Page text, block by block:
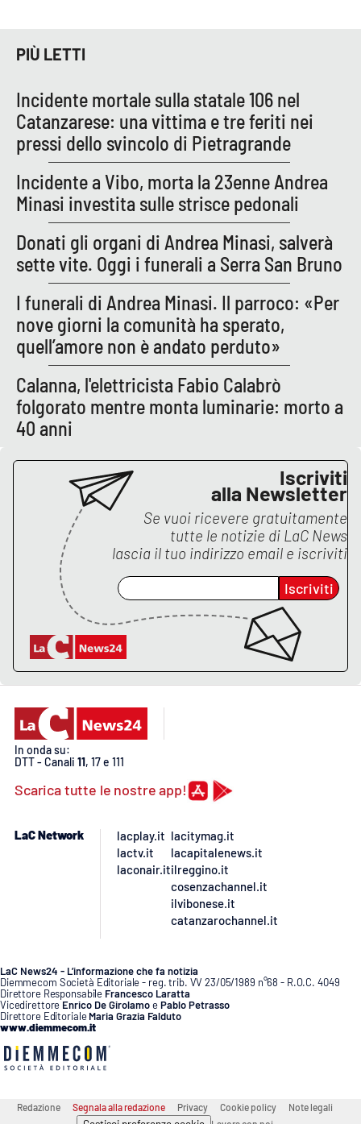
PROGETTI
SPECIALI
LA
CALABRIAVISIONE
Destinazioni
Eventi
Food
Storie
LAC
NETWORK
Lacplay.it
Laconair.it
Lacitymag.it
Lacapitalenews.it
Ilreggino.it
Cosenzachannel.it
Catanzarochannel.it
APP
Android
PIÙ LETTI
Incidente mortale sulla statale 106 nel
Catanzarese: una vittima e tre feriti nei
pressi dello svincolo di Pietragrande
Incidente a Vibo, morta la 23enne Andrea
Minasi investita sulle strisce pedonali
Donati gli organi di Andrea Minasi, salverà
sette vite. Oggi i funerali a Serra San Bruno
I funerali di Andrea Minasi. Il parroco: «Per
nove giorni la comunità ha sperato,
quell’amore non è andato perduto»
Calanna, l'elettricista Fabio Calabrò
folgorato mentre monta luminarie: morto a
40 anni
Iscriviti
alla Newsletter
Se vuoi ricevere gratuitamente
tutte le notizie di LaC News
lascia il tuo indirizzo email e iscriviti
Iscriviti
In onda su:
DTT - Canali 11, 17 e 111
Scarica tutte le nostre app!
LaC Network
lacplay.it
lactv.it
laconair.it
lacitymag.it
lacapitalenews.it
ilreggino.it
cosenzachannel.it
ilvibonese.it
catanzarochannel.it
LaC News24 - L’informazione che fa notizia
Diemmecom Società Editoriale - reg. trib. VV 23/05/1989 n°68 - R.O.C. 4049
Direttore Responsabile Francesco Laratta
Vicedirettore Enrico De GirolamoePablo Petrasso
Direttore Editoriale Maria Grazia Falduto
www.diemmecom.it
Redazione Segnala alla redazione Privacy Cookie policy Note legali